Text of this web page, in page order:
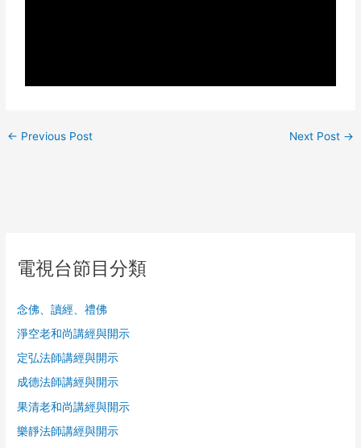
← Previous Post Next Post →
電視台節目分類
念佛、讀經、禮佛
淨空老和尚講經與開示
定弘法師講經與開示
成德法師講經與開示
果清老和尚講經與開示
樂靜法師講經與開示